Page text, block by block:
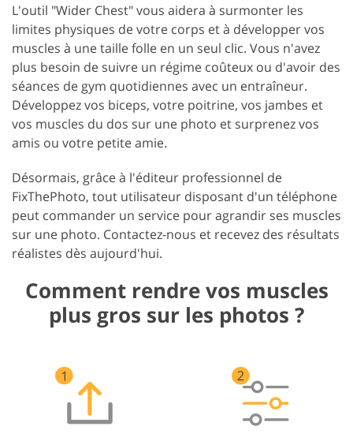
L'outil "Wider Chest" vous aidera à surmonter les
limites physiques de votre corps et à développer vos
muscles à une taille folle en un seul clic. Vous n'avez
plus besoin de suivre un régime coûteux ou d'avoir des
séances de gym quotidiennes avec un entraîneur.
Développez vos biceps, votre poitrine, vos jambes et
vos muscles du dos sur une photo et surprenez vos
amis ou votre petite amie.
Désormais, grâce à l'éditeur professionnel de
FixThePhoto, tout utilisateur disposant d'un téléphone
peut commander un service pour agrandir ses muscles
sur une photo. Contactez-nous et recevez des résultats
réalistes dès aujourd'hui.
Comment rendre vos muscles
plus gros sur les photos ?